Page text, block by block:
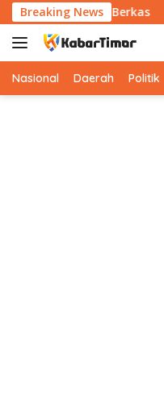
Langsung
ke
konten
Breaking News
Siapkan 7 Berkas
Nasional Daerah Politik